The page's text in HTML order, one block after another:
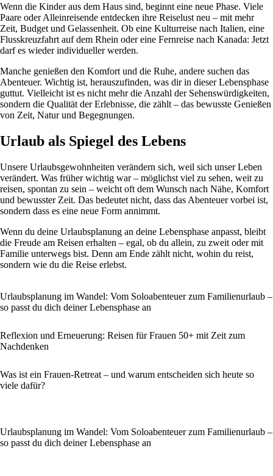
Wenn die Kinder aus dem Haus sind, beginnt eine neue Phase. Viele
Paare oder Alleinreisende entdecken ihre Reiselust neu – mit mehr
Zeit, Budget und Gelassenheit. Ob eine Kulturreise nach Italien, eine
Flusskreuzfahrt auf dem Rhein oder eine Fernreise nach Kanada: Jetzt
darf es wieder individueller werden.
Manche genießen den Komfort und die Ruhe, andere suchen das
Abenteuer. Wichtig ist, herauszufinden, was dir in dieser Lebensphase
guttut. Vielleicht ist es nicht mehr die Anzahl der Sehenswürdigkeiten,
sondern die Qualität der Erlebnisse, die zählt – das bewusste Genießen
von Zeit, Natur und Begegnungen.
Urlaub als Spiegel des Lebens
Unsere Urlaubsgewohnheiten verändern sich, weil sich unser Leben
verändert. Was früher wichtig war – möglichst viel zu sehen, weit zu
reisen, spontan zu sein – weicht oft dem Wunsch nach Nähe, Komfort
und bewusster Zeit. Das bedeutet nicht, dass das Abenteuer vorbei ist,
sondern dass es eine neue Form annimmt.
Wenn du deine Urlaubsplanung an deine Lebensphase anpasst, bleibt
die Freude am Reisen erhalten – egal, ob du allein, zu zweit oder mit
Familie unterwegs bist. Denn am Ende zählt nicht, wohin du reist,
sondern wie du die Reise erlebst.
Urlaubsplanung im Wandel: Vom Soloabenteuer zum Familienurlaub –
so passt du dich deiner Lebensphase an
Reflexion und Erneuerung: Reisen für Frauen 50+ mit Zeit zum
Nachdenken
Was ist ein Frauen-Retreat – und warum entscheiden sich heute so
viele dafür?
Urlaubsplanung im Wandel: Vom Soloabenteuer zum Familienurlaub –
so passt du dich deiner Lebensphase an